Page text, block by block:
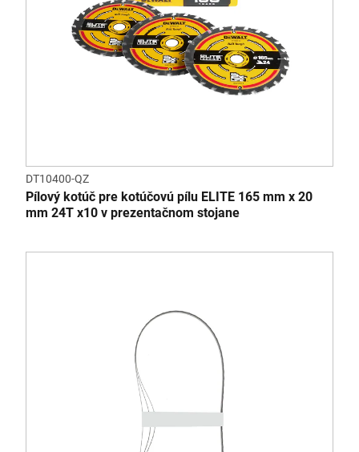
DT10400-QZ
Pílový kotúč pre kotúčovú pílu ELITE 165 mm x 20
mm 24T x10 v prezentačnom stojane